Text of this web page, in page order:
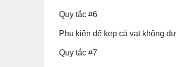
Quy tắc #6
Phụ kiện để kẹp cà vạt không
Quy tắc #7